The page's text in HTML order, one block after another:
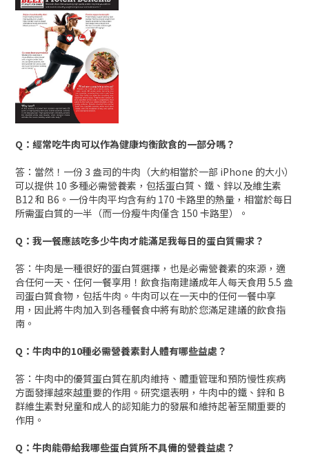
Q：經常吃牛肉可以作為健康均衡飲食的一部分嗎？
答：當然！一份 3 盎司的牛肉（大約相當於一部 iPhone 的大小）
可以提供 10 多種必需營養素，包括蛋白質、鐵、鋅以及維生素
B12 和 B6。一份牛肉平均含有約 170 卡路里的熱量，相當於每日
所需蛋白質的一半（而一份瘦牛肉僅含 150 卡路里）。
Q：我一餐應該吃多少牛肉才能滿足我每日的蛋白質需求？
答：牛肉是一種很好的蛋白質選擇，也是必需營養素的來源，適
合任何一天、任何一餐享用！飲食指南建議成年人每天食用 5.5 盎
司蛋白質食物，包括牛肉。牛肉可以在一天中的任何一餐中享
用，因此將牛肉加入到各種餐食中將有助於您滿足建議的飲食指
南。
Q：牛肉中的10種必需營養素對人體有哪些益處？
答：牛肉中的優質蛋白質在肌肉維持、體重管理和預防慢性疾病
方面發揮越來越重要的作用。研究還表明，牛肉中的鐵、鋅和 B
群維生素對兒童和成人的認知能力的發展和維持起著至關重要的
作用。
Q：牛肉能帶給我哪些蛋白質所不具備的營養益處？